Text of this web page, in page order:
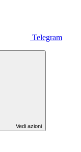
Telegram
Vedi azioni